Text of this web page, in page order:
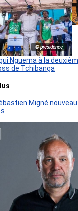
© presidence
Nguema à la
de Tchibanga
Migné